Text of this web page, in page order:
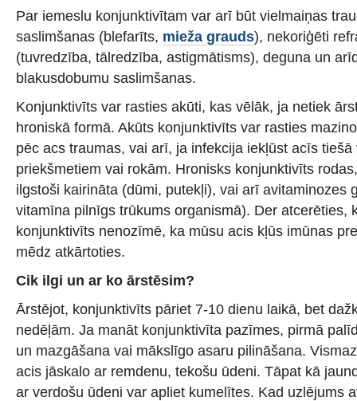
Par iemeslu konjunktivītam var arī būt vielmaiņas
saslimšanas (blefarīts, mieža grauds), nekoriģēti
(tuvredzība, tālredzība, astigmātisms), deguna un
blakusdobumu saslimšanas.
Konjunktivīts var rasties akūti, kas vēlāk, ja netiek
hroniskā formā. Akūts konjunktivīts var rasties
pēc acs traumas, vai arī, ja infekcija iekļūst acīs
priekšmetiem vai rokām. Hronisks konjunktivīts
ilgstoši kairināta (dūmi, putekļi), vai arī avitaminozes
vitamīna pilnīgs trūkums organismā). Der atcerēties,
konjunktivīts nenozīmē, ka mūsu acis kļūs imūnas
mēdz atkārtoties.
Cik ilgi un ar ko ārstēsim?
Ārstējot, konjunktivīts pāriet 7-10 dienu laikā, bet
nedēļām. Ja manāt konjunktivīta pazīmes, pirmā
un mazgāšana vai mākslīgo asaru pilināšana.
acis jāskalo ar remdenu, tekošu ūdeni. Tāpat kā
ar verdošu ūdeni var apliet kumelītes. Kad uzlējums